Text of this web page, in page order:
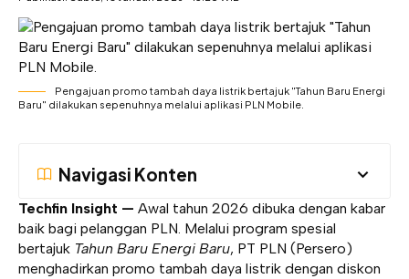
Pengajuan promo tambah daya listrik bertajuk "Tahun Baru Energi
Baru" dilakukan sepenuhnya melalui aplikasi PLN Mobile.
Navigasi Konten
Techfin Insight — Awal tahun 2026 dibuka dengan kabar
baik bagi pelanggan PLN. Melalui program spesial
bertajuk Tahun Baru Energi Baru, PT PLN (Persero)
menghadirkan promo tambah daya listrik dengan diskon